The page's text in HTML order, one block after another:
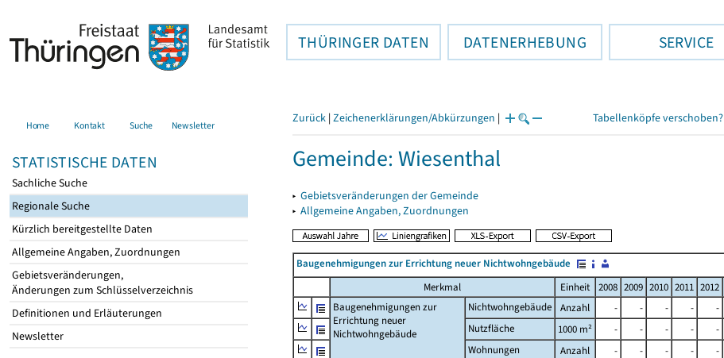
THÜRINGER DATEN DATENERHEBUNG SERVICE
Home Kontakt Suche Newsletter
STATISTISCHE DATEN
Sachliche Suche
Regionale Suche
Kürzlich bereitgestellte Daten
Allgemeine Angaben, Zuordnungen
Gebietsveränderungen,
Änderungen zum Schlüsselverzeichnis
Definitionen und Erläuterungen
Newsletter
Zurück | Zeichenerklärungen/Abkürzungen | Tabellenköpfe verschoben?
Gemeinde: Wiesenthal
▸ Gebietsveränderungen der Gemeinde
▸ Allgemeine Angaben, Zuordnungen
Baugenehmigungen zur Errichtung neuer Nichtwohngebäude
Merkmal
Einheit 2008 2009 2010 2011 2012
Baugenehmigungen zur
Errichtung neuer
Nichtwohngebäude
Nichtwohngebäude Anzahl - - - - -
Nutzfläche
1000 m² - - - - -
Wohnungen
Anzahl - - - - -